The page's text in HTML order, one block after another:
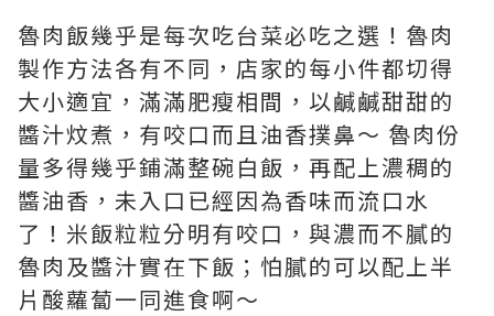
魯肉飯幾乎是每次吃台菜必吃之選！魯肉
製作方法各有不同，店家的每小件都切得
大小適宜，滿滿肥瘦相間，以鹹鹹甜甜的
醬汁炆煮，有咬口而且油香撲鼻～ 魯肉份
量多得幾乎鋪滿整碗白飯，再配上濃稠的
醬油香，未入口已經因為香味而流口水
了！米飯粒粒分明有咬口，與濃而不膩的
魯肉及醬汁實在下飯；怕膩的可以配上半
片酸蘿蔔一同進食啊～